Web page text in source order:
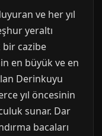
ve her yıl
yeraltı
bir cazibe
en büyük ve en
Derinkuyu
yıl öncesinin
sunar. Dar
bacaları